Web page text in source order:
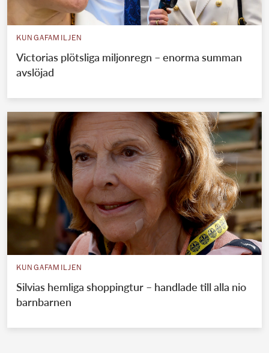
KUNGAFAMILJEN
Victorias plötsliga miljonregn – enorma summan
avslöjad
KUNGAFAMILJEN
Silvias hemliga shoppingtur – handlade till alla nio
barnbarnen